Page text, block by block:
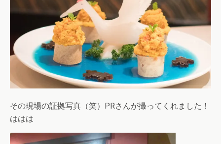
その現場の証拠写真（笑）PRさんが撮ってくれました！
ははは